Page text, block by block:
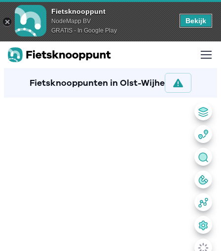
Fietsknooppunt
NodeMapp BV
GRATIS - In Google Play
Bekijk
Fietsknooppunten in Olst-Wijhe